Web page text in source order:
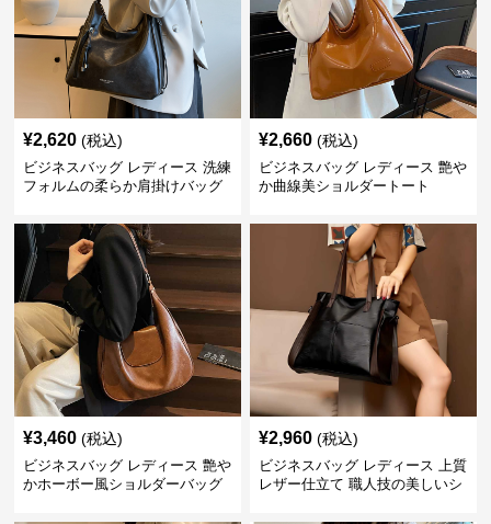
¥2,620 (税込)
ビジネスバッグ レディース 洗練
フォルムの柔らか肩掛けバッグ
¥2,660 (税込)
ビジネスバッグ レディース 艶や
か曲線美ショルダートート
¥3,460 (税込)
ビジネスバッグ レディース 艶や
かホーボー風ショルダーバッグ
¥2,960 (税込)
ビジネスバッグ レディース 上質
レザー仕立て 職人技の美しいシ